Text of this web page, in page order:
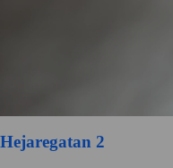
Hejaregatan 2